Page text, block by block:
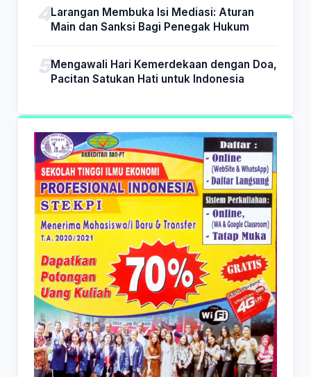
Larangan Membuka Isi Mediasi: Aturan
Main dan Sanksi Bagi Penegak Hukum
Mengawali Hari Kemerdekaan dengan Doa,
Pacitan Satukan Hati untuk Indonesia